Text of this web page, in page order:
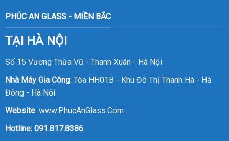
PHÚC AN GLASS - MIỀN BẮC
TẠI HÀ NỘI
Số 15 Vương Thừa Vũ - Thanh Xuân - Hà Nội
Nhà Máy Gia Công: Tòa HH01B - Khu Đô Thị Thanh Hà - Hà
Đông - Hà Nội
Website: www.PhucAnGlass.Com
Hotline: 091.817.8386